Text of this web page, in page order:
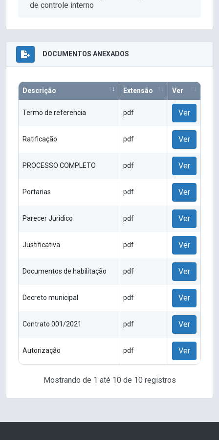
de controle interno
DOCUMENTOS ANEXADOS
Descrição Extensão Ver
Termo de referencia pdf Ver
Ratificação pdf Ver
PROCESSO COMPLETO pdf Ver
Portarias pdf Ver
Parecer Juridico pdf Ver
Justificativa pdf Ver
Documentos de habilitação pdf Ver
Decreto municipal pdf Ver
Contrato 001/2021 pdf Ver
Autorização pdf Ver
Mostrando de 1 até 10 de 10 registros